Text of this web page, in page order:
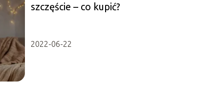
szczęście – co kupić?
2022-06-22